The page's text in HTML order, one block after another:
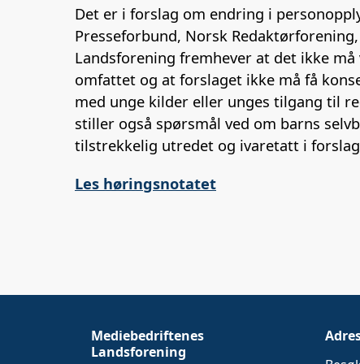
Det er i forslag om endring i
Presseforbund, Norsk
Landsforening fremhever at det ikke
omfattet og at forslaget ikke må få
med unge kilder eller unges tilgang til
stiller også spørsmål ved om barns
tilstrekkelig utredet og ivaretatt i
Les høringsnotatet
Mediebedriftenes
Landsforening